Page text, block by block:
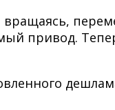
вращаясь,
привод.